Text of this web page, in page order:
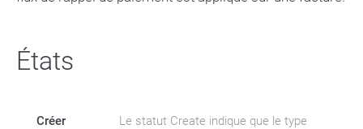
États
Créer
Le statut Create indique que le type